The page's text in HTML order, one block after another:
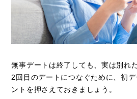
無事デートは終了しても、実は別れ
2回目のデートにつなぐために、初
ントを押さえておきましょう。